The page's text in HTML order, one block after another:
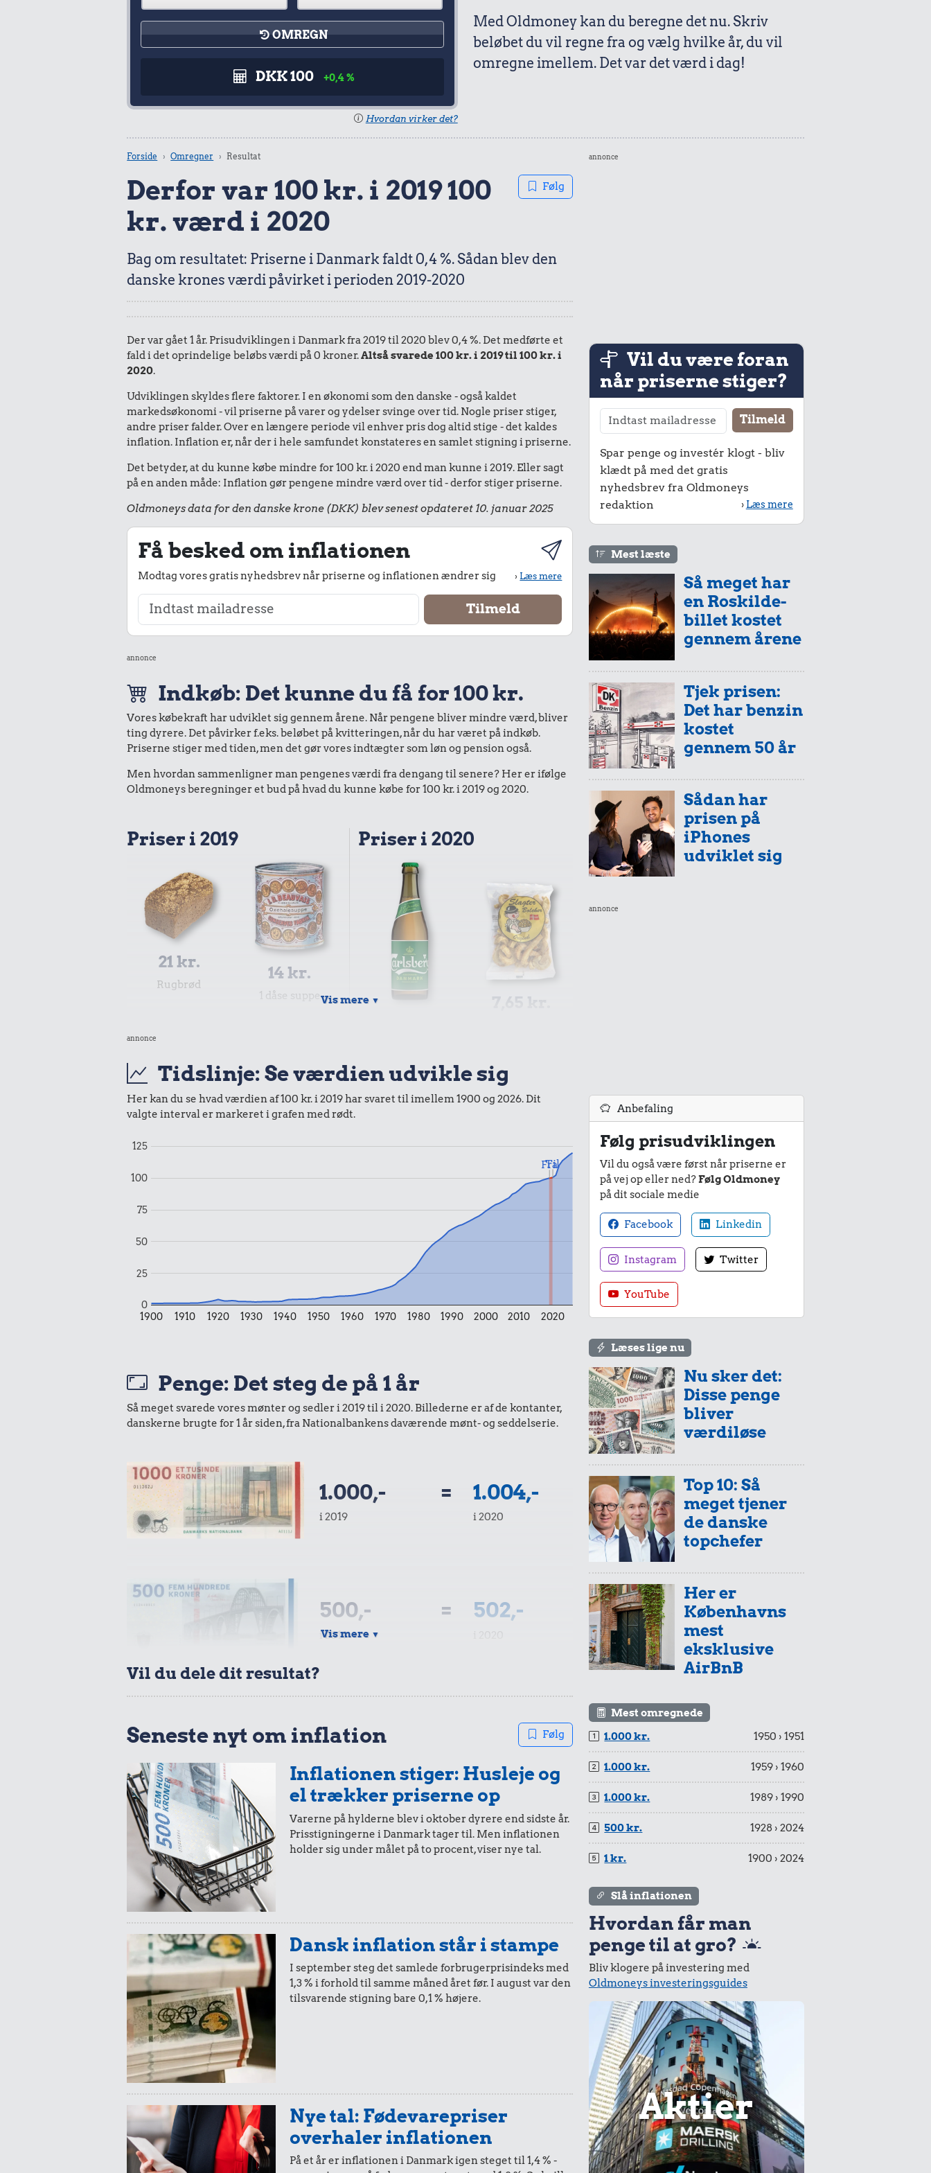
OMREGN
DKK 100 +0,4 %
Hvordan virker det?
Med Oldmoney kan du beregne det nu. Skriv
beløbet du vil regne fra og vælg hvilke år, du vil
omregne imellem. Det var det værd i dag!
Forside Omregner Resultat
Derfor var 100 kr. i 2019 100
kr. værd i 2020
Følg
Bag om resultatet: Priserne i Danmark faldt 0,4 %. Sådan blev den
danske krones værdi påvirket i perioden 2019-2020
Der var gået 1 år. Prisudviklingen i Danmark fra 2019 til 2020 blev 0,4 %. Det medførte et
fald i det oprindelige beløbs værdi på 0 kroner.Altså svarede 100 kr. i 2019 til 100 kr. i
2020.
Udviklingen skyldes flere faktorer. I en økonomi som den danske - også kaldet
markedsøkonomi - vil priserne på varer og ydelser svinge over tid. Nogle priser stiger,
andre priser falder. Over en længere periode vil enhver pris dog altid stige - det kaldes
inflation. Inflation er, når der i hele samfundet konstateres en samlet stigning i priserne.
Det betyder, at du kunne købe mindre for 100 kr. i 2020 end man kunne i 2019. Eller sagt
på en anden måde: Inflation gør pengene mindre værd over tid - derfor stiger priserne.
Oldmoneys data for den danske krone (DKK) blev senest opdateret 10. januar 2025
Få besked om inflationen
Modtag vores gratis nyhedsbrev når priserne og inflationen ændrer sig ›Læs mere
annonce
Indkøb: Det kunne du få for 100 kr.
Vores købekraft har udviklet sig gennem årene. Når pengene bliver mindre værd, bliver
ting dyrere. Det påvirker f.eks. beløbet på kvitteringen, når du har været på indkøb.
Priserne stiger med tiden, men det gør vores indtægter som løn og pension også.
Men hvordan sammenligner man pengenes værdi fra dengang til senere? Her er ifølge
Oldmoneys beregninger et bud på hvad du kunne købe for 100 kr. i 2019 og 2020.
Priser i 2019
21 kr.
Rugbrød
14 kr.
1 dåse suppe
100 g flæskesvær
5,92 kr.
Banan
Tyggegummi
100 kr.
Priser i 2020
13 kr.
Sodavand
20 kr. 10 karklude
Syltede rødbeder
Tyggegummi
Udvalgte varer fra danskernes indkøbskurv gennem tiderne. Priser i nutidskroner er estimeret af
Vis mere ▼
annonce
Tidslinje: Se værdien udvikle sig
Her kan du se hvad værdien af 100 kr. i 2019 har svaret til imellem 1900 og 2026. Dit
valgte interval er markeret i grafen med rødt.
1900 1910 1920 1930 1940 1950 1960 1970 1980 1990 2000 2010 2020
0
25
50
75
100
125
Fra
Til
Penge: Det steg de på 1 år
Så meget svarede vores mønter og sedler i 2019 til i 2020. Billederne er af de kontanter,
danskerne brugte for 1 år siden, fra Nationalbankens daværende mønt- og seddelserie.
1.000,-
i 2019
= 1.004,-
i 2020
500,-
i 2019
= 502,-
200,- 201,-
100,- = 100,-
50,-
i 2019
= 50,-
i 2020
i 2019 i 2020
Vis mere ▼
Vil du dele dit resultat?
Seneste nyt om inflation Følg
Inflationen stiger: Husleje og
el trækker priserne op
Varerne på hylderne blev i oktober dyrere end sidste år.
Prisstigningerne i Danmark tager til. Men inflationen
holder sig under målet på to procent, viser nye tal.
Dansk inflation står i stampe
I september steg det samlede forbrugerprisindeks med
1,3 % i forhold til samme måned året før. I august var den
tilsvarende stigning bare 0,1 % højere.
Nye tal: Fødevarepriser
overhaler inflationen
På et år er inflationen i Danmark igen steget til 1,4 % -
annonce
Vil du være foran
når priserne stiger?
Spar penge og investér klogt - bliv
klædt på med det gratis
nyhedsbrev fra Oldmoneys
redaktion
› Læs mere
Mest læste
Så meget har
en Roskilde-
billet kostet
gennem årene
Tjek prisen:
Det har benzin
kostet
gennem 50 år
Sådan har
prisen på
iPhones
udviklet sig
annonce
Anbefaling
Følg prisudviklingen
Vil du også være først når priserne er
på vej op eller ned?Følg Oldmoney
på dit sociale medie
Facebook Linkedin
Instagram Twitter
YouTube
Læses lige nu
Nu sker det:
Disse penge
bliver
værdiløse
Top 10: Så
meget tjener
de danske
topchefer
Her er
Københavns
mest
eksklusive
AirBnB
Mest omregnede
1.000 kr.
1950 › 1951
1.000 kr. 1959 › 1960
1.000 kr. 1989 › 1990
500 kr. 1928 › 2024
1 kr. 1900 › 2024
Slå inflationen
Hvordan får man
penge til at gro?
Bliv klogere på investering med
Oldmoneys investeringsguides
Aktier